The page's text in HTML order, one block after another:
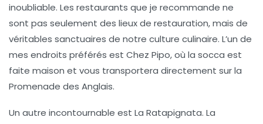
inoubliable. Les restaurants que je recommande ne
sont pas seulement des lieux de restauration, mais de
véritables sanctuaires de notre culture culinaire. L’un de
mes endroits préférés est Chez Pipo, où la socca est
faite maison et vous transportera directement sur la
Promenade des Anglais.
Un autre incontournable est La Ratapignata. La